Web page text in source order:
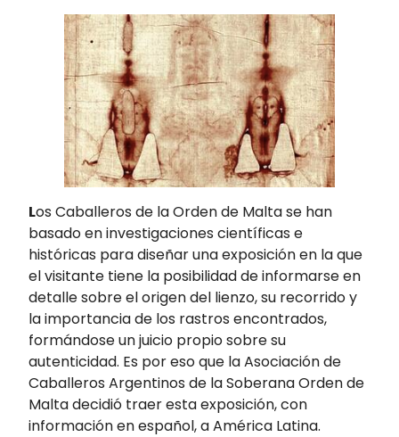
Los Caballeros de la Orden de Malta se han
basado en investigaciones científicas e
históricas para diseñar una exposición en la que
el visitante tiene la posibilidad de informarse en
detalle sobre el origen del lienzo, su recorrido y
la importancia de los rastros encontrados,
formándose un juicio propio sobre su
autenticidad. Es por eso que la Asociación de
Caballeros Argentinos de la Soberana Orden de
Malta decidió traer esta exposición, con
información en español, a América Latina.